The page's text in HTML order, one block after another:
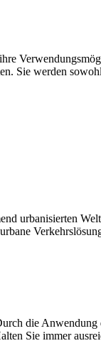
Sie werden
urbanisierten
die Anwendung
Sie immer